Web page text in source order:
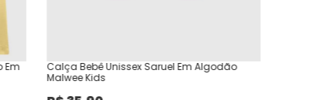
Em
Calça Bebê Unissex Saruel Em Algodão
Malwee Kids